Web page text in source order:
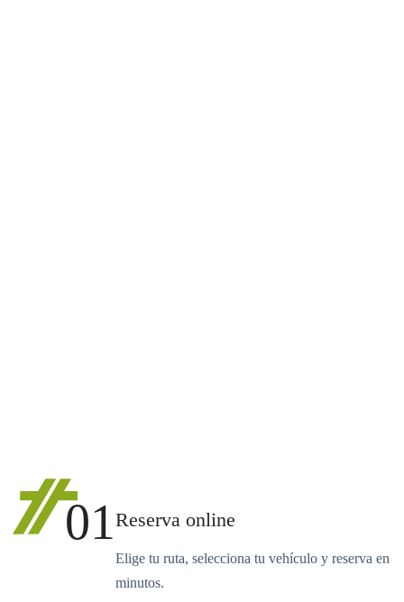
01Reserva online
Elige tu ruta, selecciona tu vehículo y reserva en
minutos.